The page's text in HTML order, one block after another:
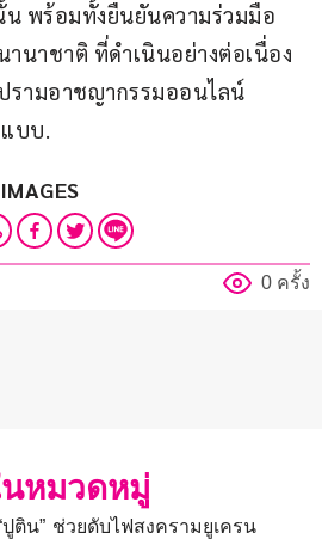
น พร้อมทั้งยืนยันความร่วมมือ
นาชาติ ที่ดำเนินอย่างต่อเนื่อง
รามอาชญากรรมออนไลน์
บบ.
0 ครั้ง
หมวดหมู่
ปูติน” ช่วยดับไฟสงครามยูเครน